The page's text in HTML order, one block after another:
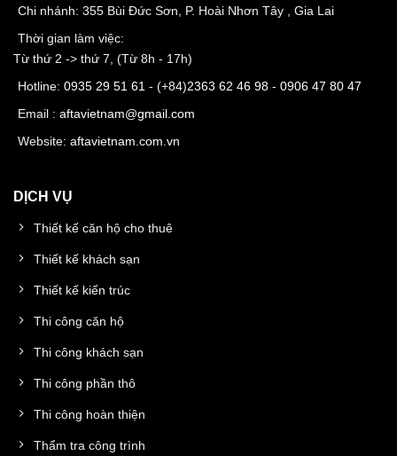
Chi nhánh: 355 Bùi Đức Sơn, P. Hoài Nhơn Tây , Gia Lai
Thời gian làm việc:
Từ thứ 2 -> thứ 7, (Từ 8h - 17h)
Hotline: 0935 29 51 61 - (+84)2363 62 46 98 - 0906 47 80 47
Email : aftavietnam@gmail.com
Website: aftavietnam.com.vn
DỊCH VỤ
Thiết kế căn hộ cho thuê
Thiết kế khách sạn
Thiết kế kiến trúc
Thi công căn hộ
Thi công khách sạn
Thi công phần thô
Thi công hoàn thiện
Thẩm tra công trình